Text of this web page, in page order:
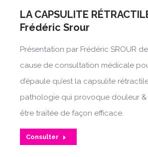
LA CAPSULITE
Frédéric Srour
Présentation par Frédéric SROUR
cause de consultation médicale
d’épaule qu’est la capsulite
pathologie qui provoque douleur
être traitée de façon efficace.
Consulter